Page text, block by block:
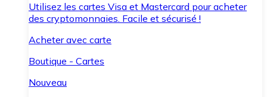
Utilisez les cartes Visa et Mastercard pour acheter
des cryptomonnaies. Facile et sécurisé !
Acheter avec carte
Boutique - Cartes
Nouveau